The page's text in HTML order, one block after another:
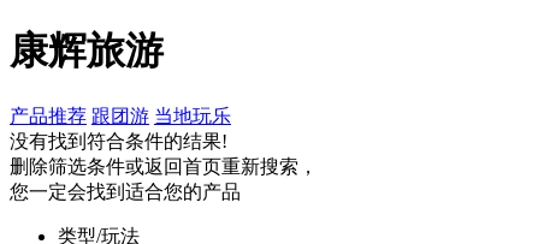
康辉旅游
产品推荐 跟团游 当地玩乐
没有找到符合条件的结果!
删除筛选条件或返回首页重新搜索，
您一定会找到适合您的产品
类型/玩法